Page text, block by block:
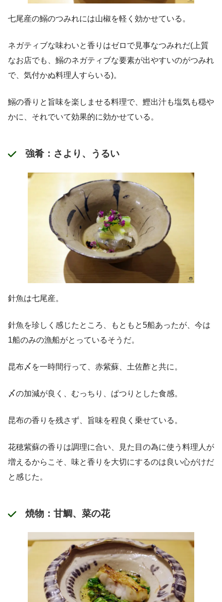
七尾産の鰯のつみれには山椒を軽く効かせている。
ネガティブな味わいと香りはゼロで見事なつみれだ(上質
なお店でも、鰯のネガティブな要素が出やすいのがつみれ
で、気付かぬ料理人すらいる)。
鰯の香りと旨味を楽しませる料理で、鰹出汁も塩気も穏や
かに、それでいて効果的に効かせている。
強肴：さより、うるい
針魚は七尾産。
針魚を珍しく感じたところ、もともと5船あったが、今は
1船のみの漁船がとっているそうだ。
昆布〆を一時間行って、赤紫蘇、土佐酢と共に。
〆の加減が良く、むっちり、ぱつりとした食感。
昆布の香りを残さず、旨味を程良く乗せている。
花穂紫蘇の香りは調理に合い、見た目の為に使う料理人が
増えるからこそ、味と香りを大切にするのは良い心がけだ
と感じた。
焼物：甘鯛、菜の花